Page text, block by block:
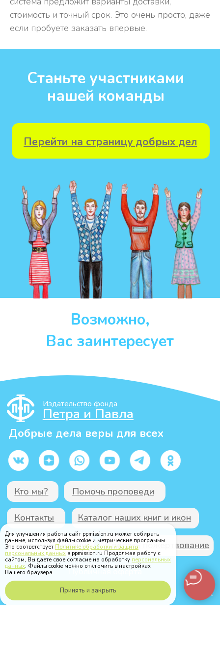
стоимость и точный срок. Это очень просто, даже
если пробуете заказать впервые.
Для улучшения работы сайт ppmission.ru может собирать
данные, используя файлы cookie и метрические программы.
Это соответствует Политике обработки и защиты
персональных данных в ppmission.ru Продолжая работу с
сайтом, Вы даете свое согласие на обработку персональных
данных. Файлы cookie можно отключить в настройках
Вашего браузера.
Принять и закрыть
Позвонить по MAX